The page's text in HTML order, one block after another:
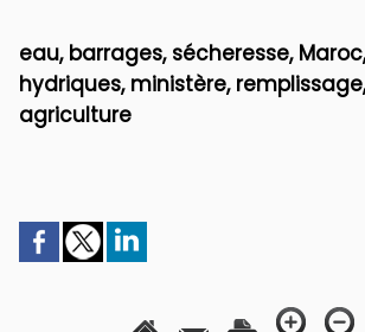
eau, barrages, sécheresse,
hydriques, ministère,
agriculture